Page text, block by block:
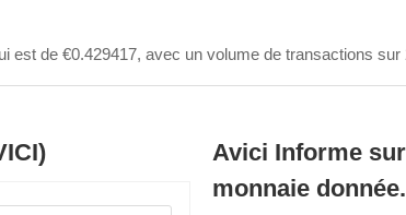
est de €0.429417, avec un volume de transactions sur
Avici Informe
monnaie donnée.